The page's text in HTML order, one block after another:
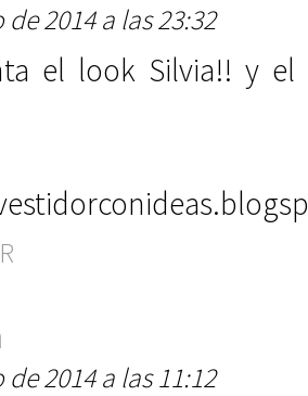
2014 a las 23:32
el look Silvia!! y
2014 a las 11:12